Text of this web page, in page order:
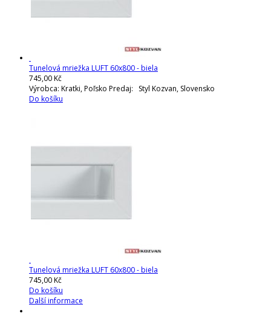
Tunelová mriežka LUFT 60x800 - biela
745,00 Kč
Výrobca: Kratki, Poľsko Predaj: Styl Kozvan, Slovensko
Do košíku
Tunelová mriežka LUFT 60x800 - biela
745,00 Kč
Do košíku
Další informace